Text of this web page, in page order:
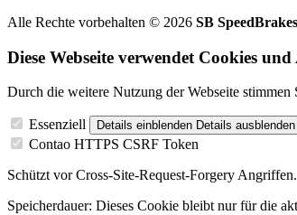
Alle Rechte vorbehalten © 2026 SB
Diese Webseite verwendet Cookies
Durch die weitere Nutzung der Webseite
Essenziell Details einblenden Details ausblenden
Contao HTTPS CSRF Token
Schützt vor Cross-Site-Request-Forgery Angriffen.
Speicherdauer: Dieses Cookie bleibt nur für die